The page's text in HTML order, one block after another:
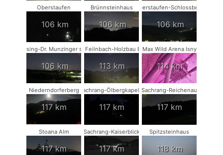
Oberstaufen
106 km
Brünnsteinhaus
106 km
Oberstaufen-Schlossberg
106 km
Münsing-Dr. Munzinger sport
106 km
Bad Feilnbach-Holzbau Eder
113 km
Max Wild Arena Isny
114 km
Niederndorferberg
117 km
Sachrang-Ölbergkapelle
117 km
Sachrang-Reichenau
117 km
Stoana Alm
117 km
Sachrang-Kaiserblick
117 km
Spitzsteinhaus
118 km